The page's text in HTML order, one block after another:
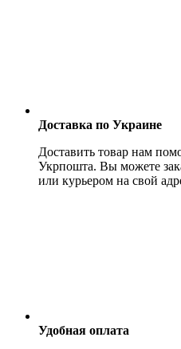
Доставка по Украине
Доставить товар нам
Укрпошта. Вы можете
или курьером на свой
Удобная оплата